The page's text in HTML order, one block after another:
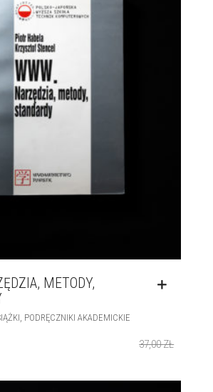
METODY,
PODRĘCZNIKI AKADEMICKIE
37,00ZŁ